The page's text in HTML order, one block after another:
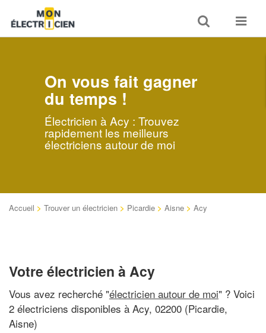
Toggle
search
Toggle
On vous fait gagner
du temps !
Électricien à Acy : Trouvez
rapidement les meilleurs
électriciens autour de moi
Accueil > Trouver un électricien > Picardie > Aisne > Acy
Votre électricien à Acy
Vous avez recherché "électricien autour de moi" ? Voici
2 électriciens disponibles à Acy, 02200 (Picardie,
Aisne)